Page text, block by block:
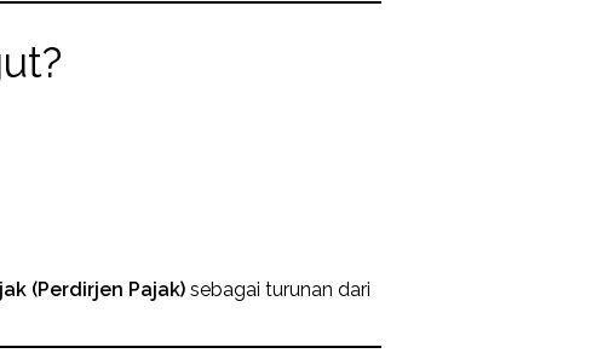
(Perdirjen Pajak) sebagai turunan dari